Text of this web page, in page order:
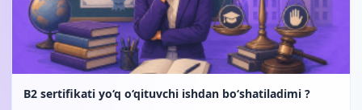
B2 sertifikati yo‘q o‘qituvchi ishdan bo‘shatiladimi ?